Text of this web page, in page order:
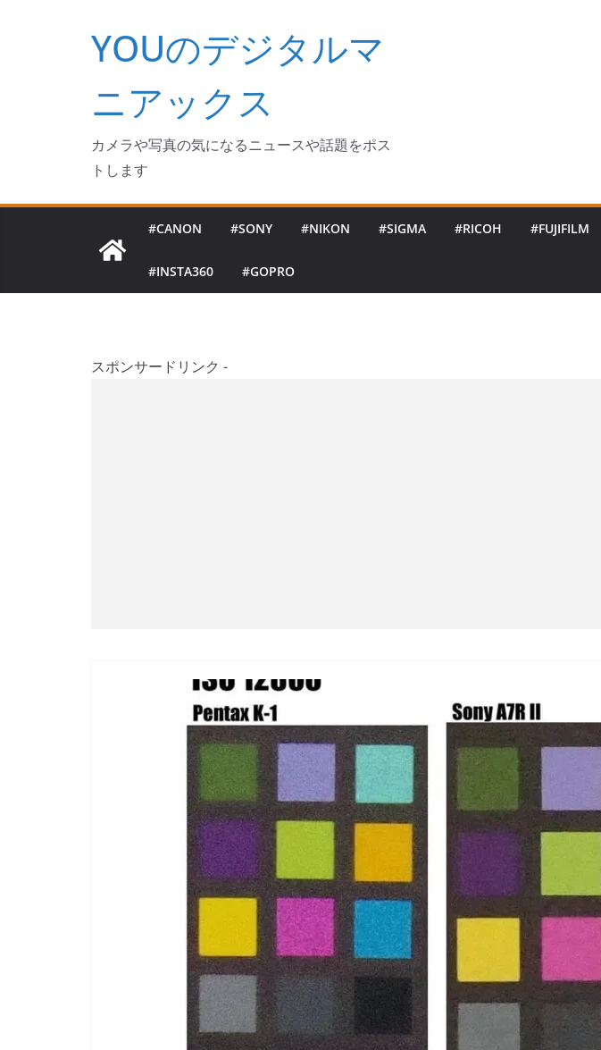
ッ
YOUのデジタルマ
ニアックス
カメラや写真の気になるニュースや話題をポス
トします
#CANON #SONY #NIKON #SIGMA #RICOH #FUJIFILM
#INSTA360 #GOPRO
スポンサードリンク -